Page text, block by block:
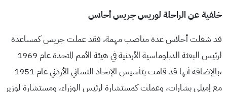
خلفية عن الراحلة لوريس جريس أحلاس
قد شغلت أحلاس عدة مناصب مهمة، فقد عملت جريس كمساعدة
لرئيس البعثة الدبلوماسية الأردنية في هيئة الأمم المتحدة عام 1969
،بالإضافة أنها قد قامت بتأسيس الإتحاد النسائي الأردني عام 1951
مع إميلي بشارات، وعملت كمستشارة لرئيس الوزراء، ومستشارة لوزير